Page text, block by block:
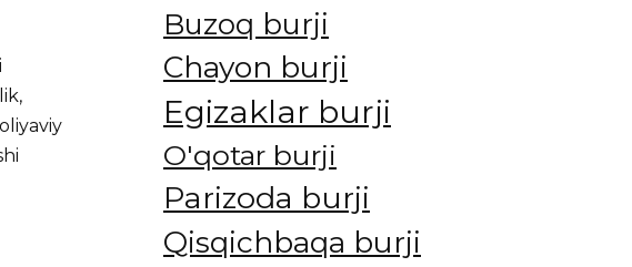
Buzoq burji
Chayon burji
Egizaklar burji
O'qotar burji
Parizoda burji
Qisqichbaqa burji